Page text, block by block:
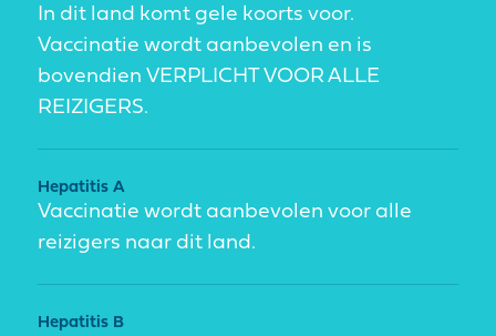
In dit land komt gele koorts voor.
Vaccinatie wordt aanbevolen en is
bovendien VERPLICHT VOOR ALLE
REIZIGERS.
Hepatitis A
Vaccinatie wordt aanbevolen voor alle
reizigers naar dit land.
Hepatitis B